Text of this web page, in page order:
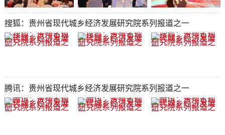
搜狐：贵州省现代城乡经济发展研究院系列报道之一
腾讯：贵州省现代城乡经济发展研究院系列报道之一